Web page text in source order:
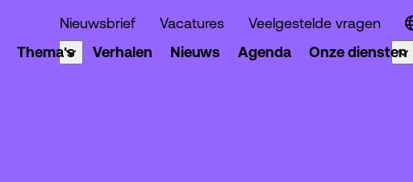
Nieuwsbrief Vacatures Veelgestelde vragen
Thema's Verhalen Nieuws Agenda Onze diensten